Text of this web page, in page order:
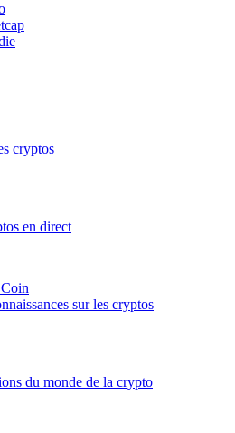
cryptos
en direct
sur les cryptos
du monde de la crypto